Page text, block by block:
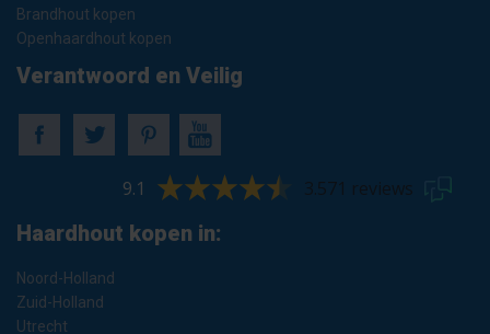
Brandhout kopen
Openhaardhout kopen
Verantwoord en Veilig
9.1 3.571 reviews
Haardhout kopen in:
Noord-Holland
Zuid-Holland
Utrecht